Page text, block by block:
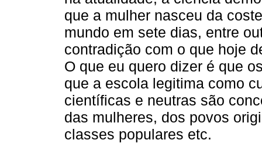
que a mulher nasceu da
mundo em sete dias, entre
contradição com o que hoje
O que eu quero dizer é que
que a escola legitima como
científicas e neutras são
das mulheres, dos povos
classes populares etc.